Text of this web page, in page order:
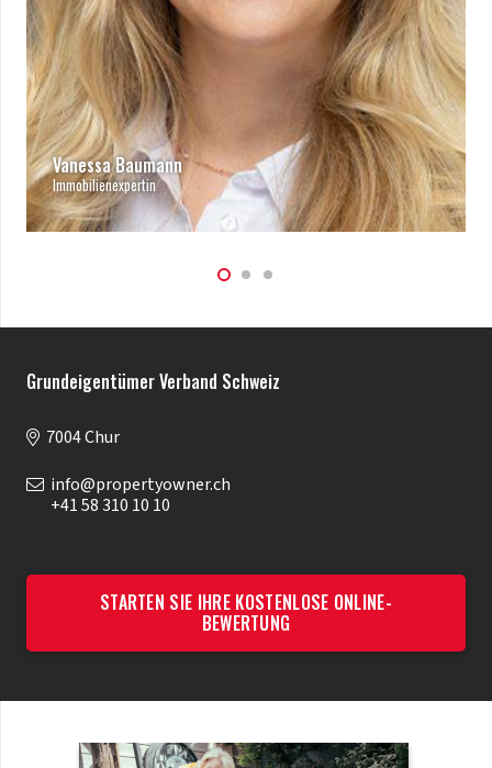
Marco Noth
Leitung Immobilienbewertung / Partner
Grundeigentümer Verband Schweiz
7004 Chur
info@propertyowner.ch
+41 58 310 10 10
STARTEN SIE IHRE KOSTENLOSE ONLINE-
BEWERTUNG